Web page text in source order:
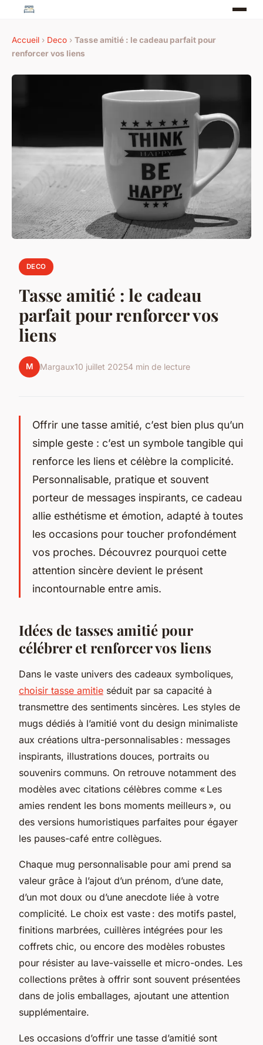
Accueil › Deco › Tasse amitié : le cadeau parfait pour
renforcer vos liens
DECO
Tasse amitié : le cadeau
parfait pour renforcer vos
liens
M Margaux10 juillet 20254 min de lecture
Offrir une tasse amitié, c’est bien plus qu’un
simple geste : c’est un symbole tangible qui
renforce les liens et célèbre la complicité.
Personnalisable, pratique et souvent
porteur de messages inspirants, ce cadeau
allie esthétisme et émotion, adapté à toutes
les occasions pour toucher profondément
vos proches. Découvrez pourquoi cette
attention sincère devient le présent
incontournable entre amis.
Idées de tasses amitié pour
célébrer et renforcer vos liens
Dans le vaste univers des cadeaux symboliques,
choisir tasse amitie séduit par sa capacité à
transmettre des sentiments sincères. Les styles de
mugs dédiés à l’amitié vont du design minimaliste
aux créations ultra-personnalisables : messages
inspirants, illustrations douces, portraits ou
souvenirs communs. On retrouve notamment des
modèles avec citations célèbres comme « Les
amies rendent les bons moments meilleurs », ou
des versions humoristiques parfaites pour égayer
les pauses-café entre collègues.
Chaque mug personnalisable pour ami prend sa
valeur grâce à l’ajout d’un prénom, d’une date,
d’un mot doux ou d’une anecdote liée à votre
complicité. Le choix est vaste : des motifs pastel,
finitions marbrées, cuillères intégrées pour les
coffrets chic, ou encore des modèles robustes
pour résister au lave-vaisselle et micro-ondes. Les
collections prêtes à offrir sont souvent présentées
dans de jolis emballages, ajoutant une attention
supplémentaire.
Les occasions d’offrir une tasse d’amitié sont